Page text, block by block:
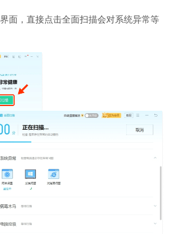
面，直接点击全面扫描会对系统异常等